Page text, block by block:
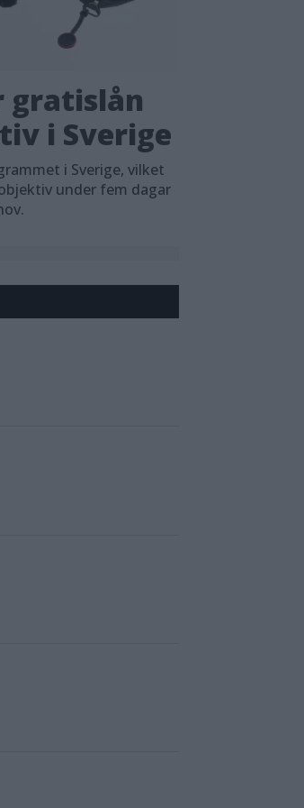
gratislån
i Sverige
i Sverige, vilket
under fem dagar